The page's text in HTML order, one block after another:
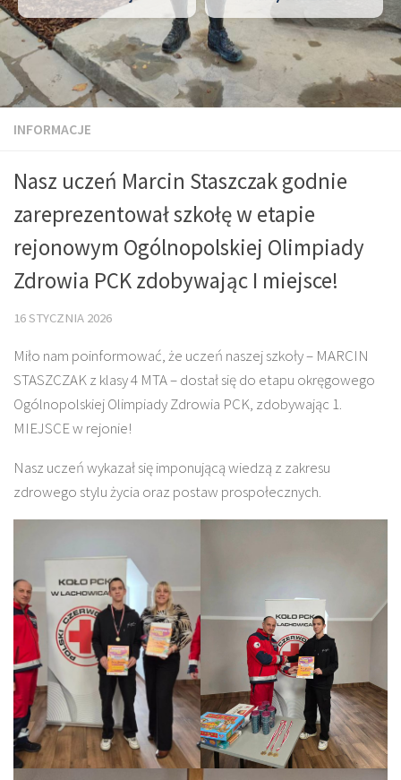
INFORMACJE
Nasz uczeń Marcin Staszczak godnie
zareprezentował szkołę w etapie
rejonowym Ogólnopolskiej Olimpiady
Zdrowia PCK zdobywając I miejsce!
16 STYCZNIA 2026
Miło nam poinformować, że uczeń naszej szkoły – MARCIN
STASZCZAK z klasy 4 MTA – dostał się do etapu okręgowego
Ogólnopolskiej Olimpiady Zdrowia PCK, zdobywając 1.
MIEJSCE w rejonie!
Nasz uczeń wykazał się imponującą wiedzą z zakresu
zdrowego stylu życia oraz postaw prospołecznych.